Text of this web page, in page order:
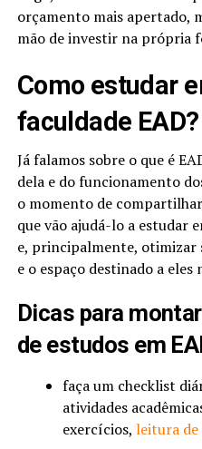
orçamento mais apertado,
mão de investir na própria
Como estudar
faculdade EAD?
Já falamos sobre o que é
dela e do funcionamento
o momento de
que vão ajudá-lo a estudar
e, principalmente, otimizar
e o espaço destinado a eles
Dicas para
de estudos em
faça um checklist
atividades
exercícios, leitura